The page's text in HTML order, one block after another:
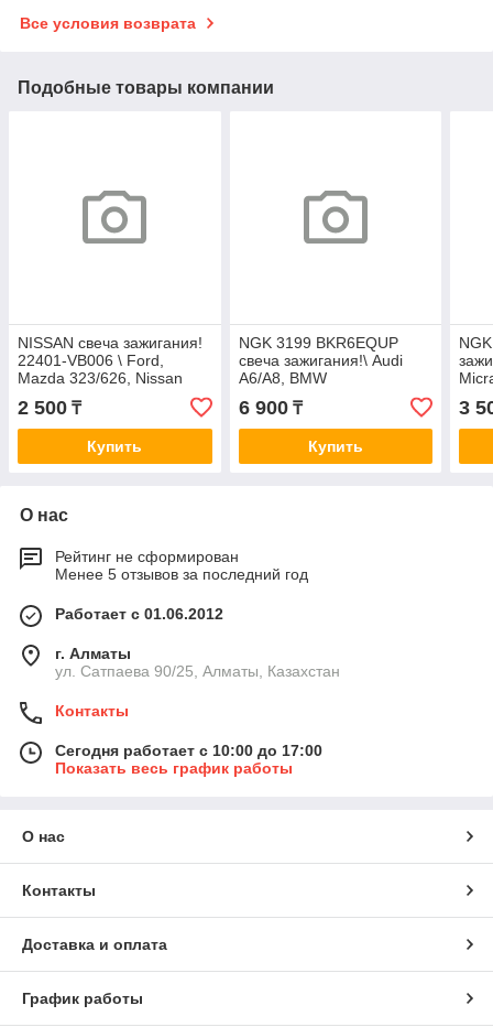
Все условия возврата
Подобные товары компании
NISSAN свеча зажигания!
22401-VB006 \ Ford,
Mazda 323/626, Nissan
2 500 ₸
Купить
NGK 3199 BKR6EQUP
свеча зажигания!\ Audi
A6/A8, BMW
E36/E46/E34/E39/E60/E38
1.4-5.4i 90>
6 900₸
Купить
3
О нас
Рейтинг не сформирован
Менее 5 отзывов за последний год
Работает с 01.06.2012
г. Алматы
ул. Сатпаева 90/25, Алматы, Казахстан
Контакты
Сегодня работает с 10:00 до 17:00
Показать весь график работы
О нас
Контакты
Доставка и оплата
График работы